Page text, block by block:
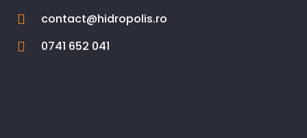
contact@hidropolis.ro
0741 652 041